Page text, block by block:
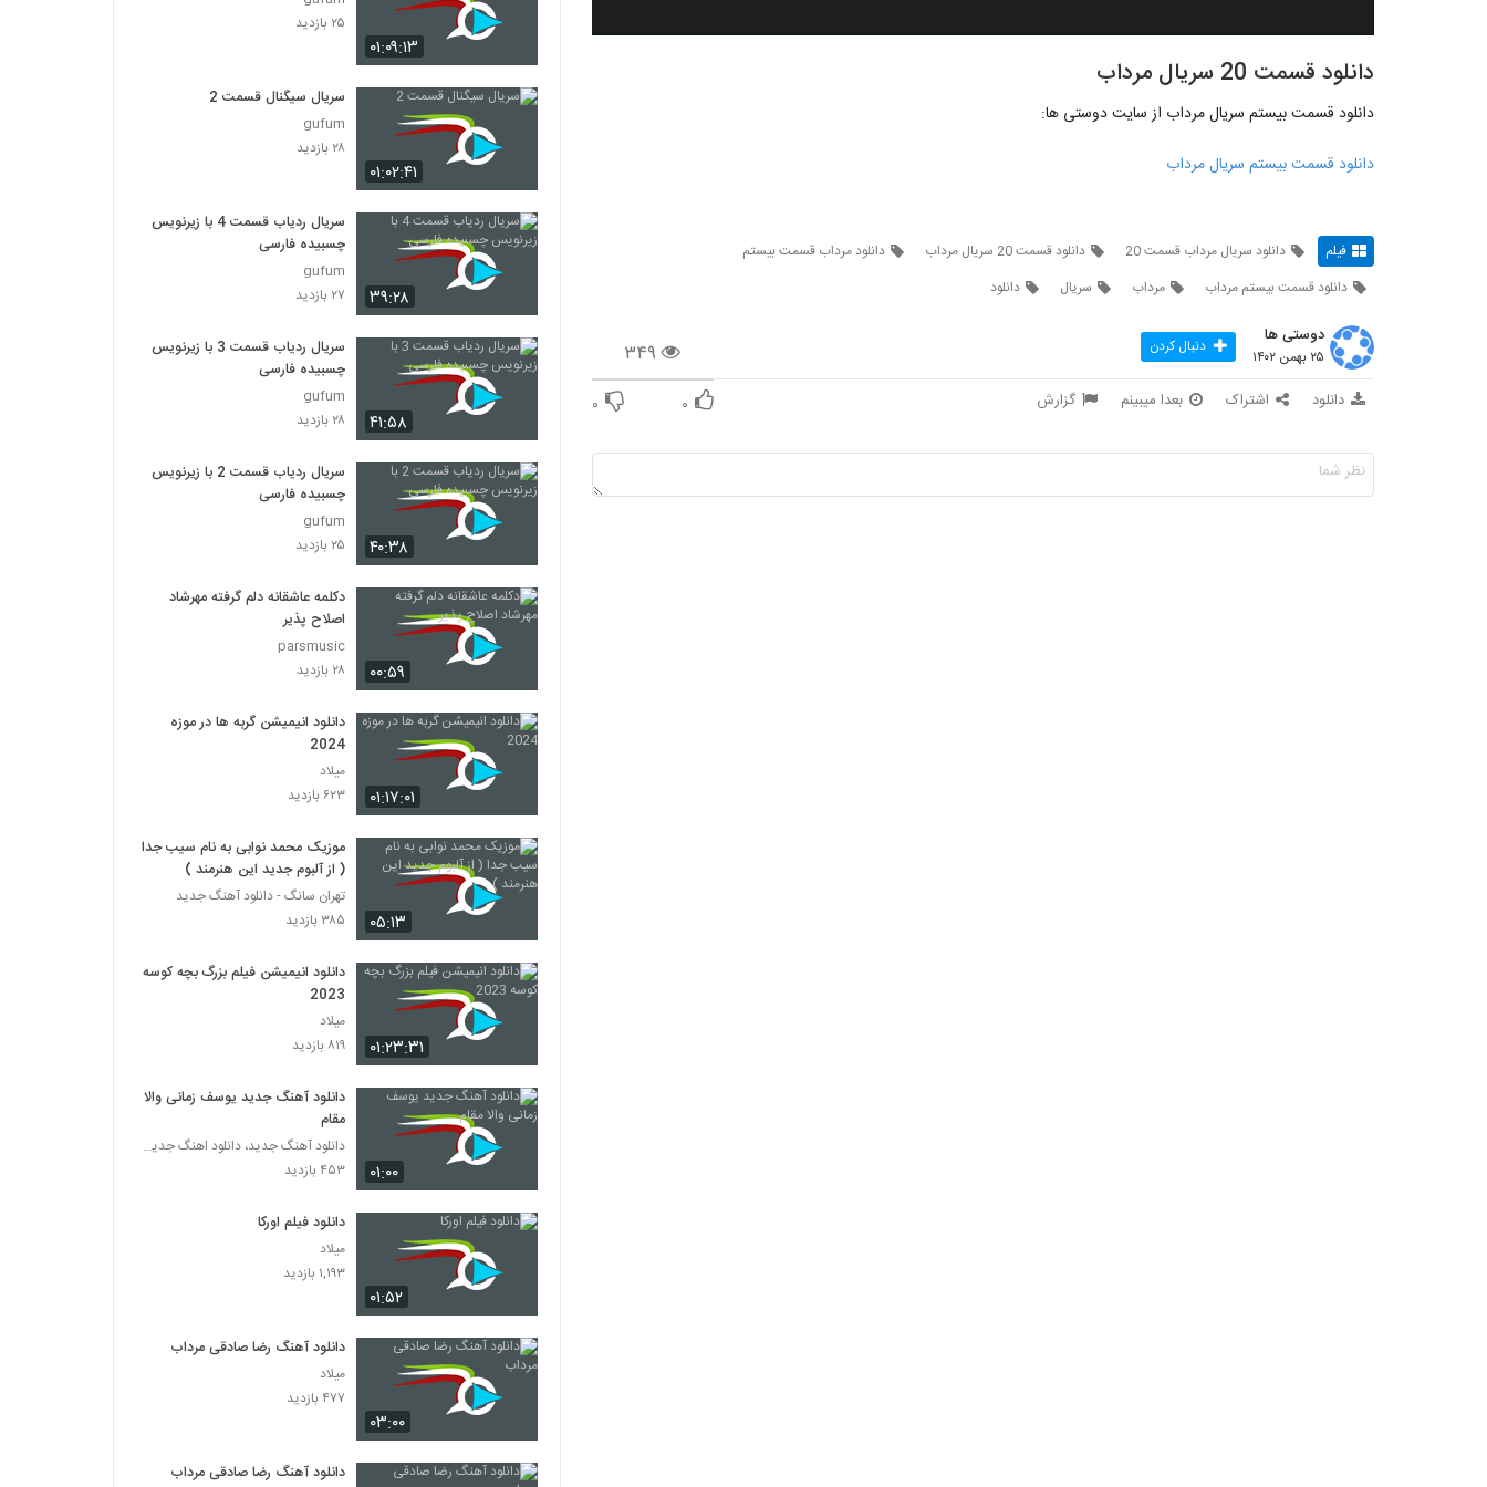
دانلود قسمت 20 سریال مرداب
دانلود قسمت بیستم سریال مرداب از سایت دوستی ها:
دانلود قسمت بیستم سریال مرداب
فیلم دانلود سریال مرداب قسمت 20 دانلود قسمت 20 سریال مرداب
دانلود مرداب قسمت بیستم
دانلود قسمت بیستم مرداب
مرداب سریال دانلود
۳۴۹
دوستی ها
۲۵ بهمن ۱۴۰۲ دنبال کردن
دانلود اشتراک بعدا میبینم گزارش ۰ ۰
۰۱:۰۹:۱۳
۲۵ بازدید
۰۱:۰۲:۴۱
سریال سیگنال قسمت 2
gufum
۲۸ بازدید
۳۹:۲۸
سریال ردیاب قسمت 4 با زیرنویس
چسبیده فارسی
gufum
۲۷ بازدید
۴۱:۵۸
سریال ردیاب قسمت 3 با زیرنویس
چسبیده فارسی
gufum
۲۸ بازدید
۴۰:۳۸
سریال ردیاب قسمت 2 با زیرنویس
چسبیده فارسی
gufum
۲۵ بازدید
۰۰:۵۹
دکلمه عاشقانه دلم گرفته مهرشاد
اصلاح پذیر
parsmusic
۲۸ بازدید
۰۱:۱۷:۰۱
دانلود انیمیشن گربه ها در موزه
2024
میلاد
۶۲۳ بازدید
۰۵:۱۳
موزیک محمد نوابی به نام سیب جدا
( از آلبوم جدید این هنرمند )
تهران سانگ - دانلود آهنگ جدید
۳۸۵ بازدید
۰۱:۲۳:۳۱
دانلود انیمیشن فیلم بزرگ بچه‌ کوسه
2023
میلاد
۸۱۹ بازدید
۰۱:۰۰
دانلود آهنگ جدید یوسف زمانی والا
مقام
دانلود آهنگ جدید، دانلود اهنگ جدید ایرانی
۴۵۳ بازدید
۰۱:۵۲
دانلود فیلم اورکا
میلاد
۱,۱۹۳ بازدید
۰۳:۰۰
دانلود آهنگ رضا صادقی مرداب
میلاد
۴۷۷ بازدید
دانلود آهنگ رضا صادقی مرداب